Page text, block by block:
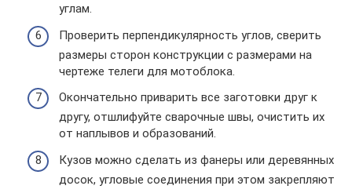
углам.
Проверить перпендикулярность углов, сверить
размеры сторон конструкции с размерами на
чертеже телеги для мотоблока.
Окончательно приварить все заготовки друг к
другу, отшлифуйте сварочные швы, очистить их
от наплывов и образований.
Кузов можно сделать из фанеры или деревянных
досок, угловые соединения при этом закрепляют